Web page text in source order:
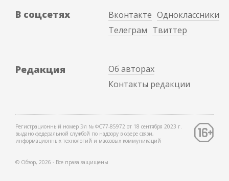
В соцсетях Вконтакте Одноклассники
Телеграм Твиттер
Редакция
Об авторах
Контакты редакции
Регистрационный номер Эл № ФС77-85972 от 18 сентября 2023 г.
выдано федеральной службой по надзору в сфере связи,
информационных технологий и массовых коммуникаций
© Обзор, 2026 ∙ Все права защищены